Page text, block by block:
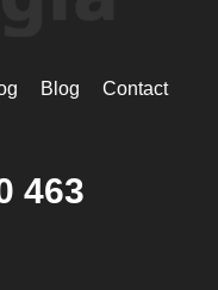
Blog Contact
463